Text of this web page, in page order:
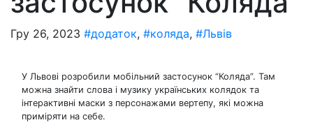
Гру 26, 2023 #додаток, #коляда, #Львів
У Львові розробили мобільний застосунок “Коляда”. Там
можна знайти слова і музику українських колядок та
інтерактивні маски з персонажами вертепу, які можна
приміряти на себе.